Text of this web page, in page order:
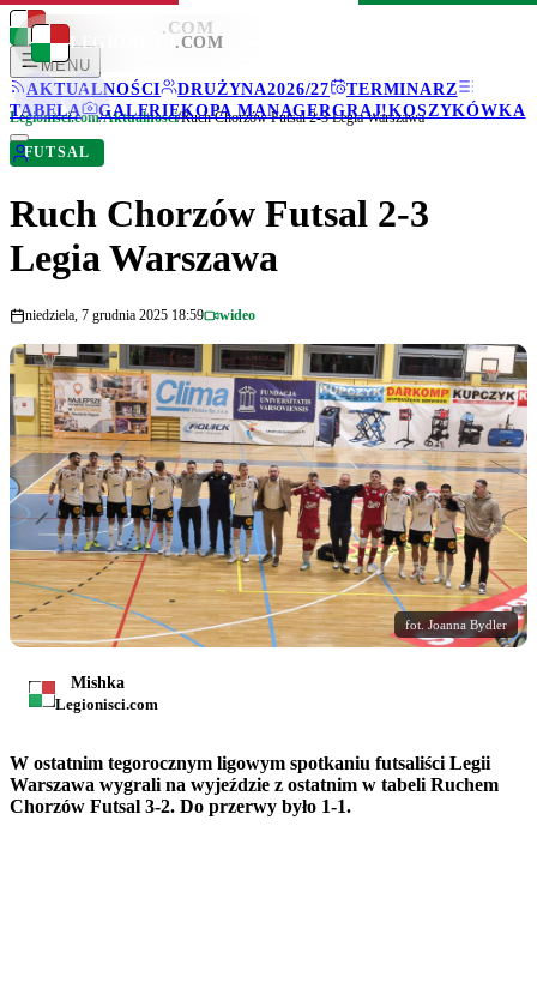
LEGIONISCI .COM
MENU
AKTUALNOŚCI
DRUŻYNA2026/27
TERMINARZ
TABELA
GALERIEKOPA MANAGERGRAJ!KOSZYKÓWKA
LEGIONISCI .COM
Legionisci.com/Aktualności/Ruch Chorzów Futsal 2-3 Legia Warszawa
FUTSAL
Ruch Chorzów Futsal 2-3
Legia Warszawa
niedziela, 7 grudnia 2025 18:59 wideo
fot. Joanna Bydler
Mishka
Legionisci.com
W ostatnim tegorocznym ligowym spotkaniu futsaliści Legii
Warszawa wygrali na wyjeździe z ostatnim w tabeli Ruchem
Chorzów Futsal 3-2. Do przerwy było 1-1.